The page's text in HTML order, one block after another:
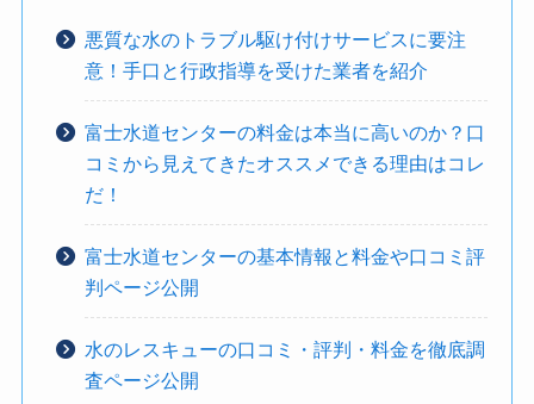
悪質な水のトラブル駆け付けサービスに要注
意！手口と行政指導を受けた業者を紹介
富士水道センターの料金は本当に高いのか？口
コミから見えてきたオススメできる理由はコレ
だ！
富士水道センターの基本情報と料金や口コミ評
判ページ公開
水のレスキューの口コミ・評判・料金を徹底調
査ページ公開